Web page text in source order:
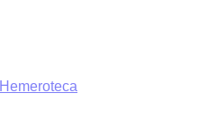
Hemeroteca